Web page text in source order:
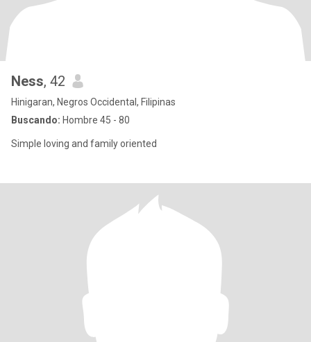
Ness, 42
Hinigaran, Negros Occidental, Filipinas
Buscando: Hombre 45 - 80
Simple loving and family oriented